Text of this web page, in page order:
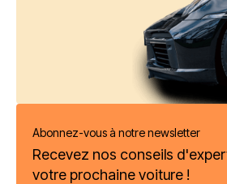
Abonnez-vous à notre newsletter
Recevez nos conseils
votre prochaine voiture !